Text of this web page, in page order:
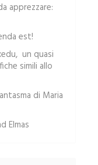
apprezzare:
est!
un quasi
simili allo
di Maria
Elmas